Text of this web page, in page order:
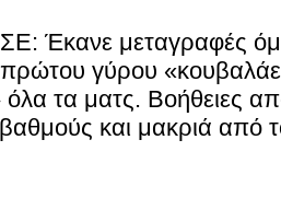
Έκανε μεταγραφές
γύρου
όλα τα ματς. Βοήθειες
βαθμούς και μακριά